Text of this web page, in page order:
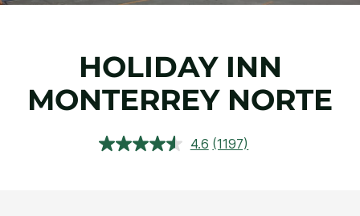
HOLIDAY INN
MONTERREY NORTE
4.6 Ler
(1197)